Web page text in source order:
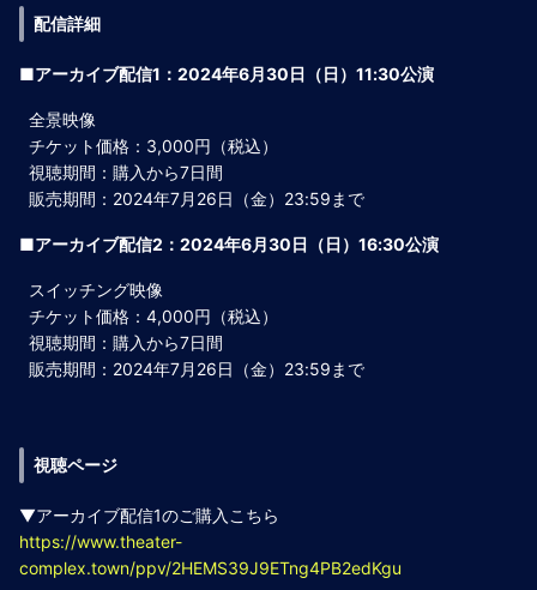
配信詳細
■アーカイブ配信1：2024年6月30日（日）11:30公演
全景映像
チケット価格：3,000円（税込）
視聴期間：購入から7日間
販売期間：2024年7月26日（金）23:59まで
■アーカイブ配信2：2024年6月30日（日）16:30公演
スイッチング映像
チケット価格：4,000円（税込）
視聴期間：購入から7日間
販売期間：2024年7月26日（金）23:59まで
視聴ページ
▼アーカイブ配信1のご購入こちら
https://www.theater-
complex.town/ppv/2HEMS39J9ETng4PB2edKgu